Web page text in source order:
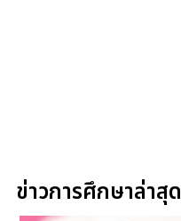
ข่าวการศึกษาล่าสุด